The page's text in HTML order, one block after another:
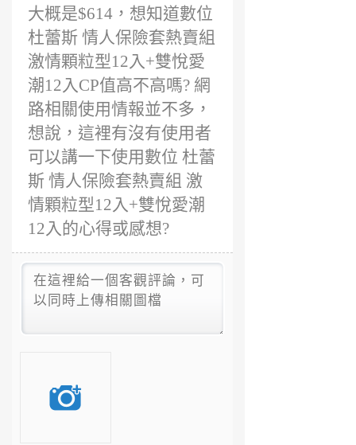
大概是$614，想知道數位
杜蕾斯 情人保險套熱賣組
激情顆粒型12入+雙悅愛
潮12入CP值高不高嗎? 網
路相關使用情報並不多，
想說，這裡有沒有使用者
可以講一下使用數位 杜蕾
斯 情人保險套熱賣組 激
情顆粒型12入+雙悅愛潮
12入的心得或感想?